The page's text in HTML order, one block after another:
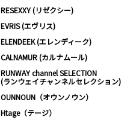
RESEXXY (リゼクシー)
EVRIS (エヴリス)
ELENDEEK (エレンディーク)
CALNAMUR (カルナムール)
RUNWAY channel SELECTION
(ランウェイチャンネルセレクション)
OUNNOUN（オウンノウン）
Htage（テージ）